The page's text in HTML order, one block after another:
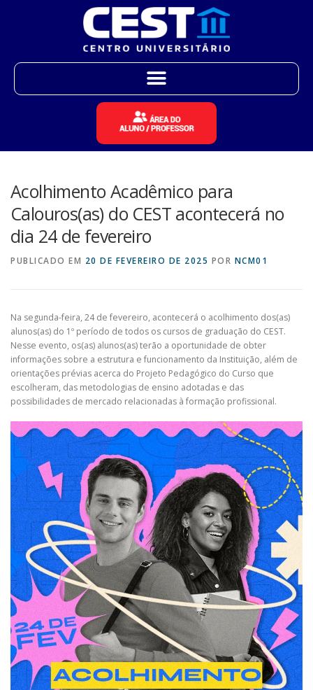
Acolhimento Acadêmico para
Calouros(as) do CEST acontecerá no
dia 24 de fevereiro
PUBLICADO EM 20 DE FEVEREIRO DE 2025 POR NCM01
Na segunda-feira, 24 de fevereiro, acontecerá o acolhimento dos(as)
alunos(as) do 1º período de todos os cursos de graduação do CEST.
Nesse evento, os(as) alunos(as) terão a oportunidade de obter
informações sobre a estrutura e funcionamento da Instituição, além de
orientações prévias acerca do Projeto Pedagógico do Curso que
escolheram, das metodologias de ensino adotadas e das
possibilidades de mercado relacionadas à formação profissional.